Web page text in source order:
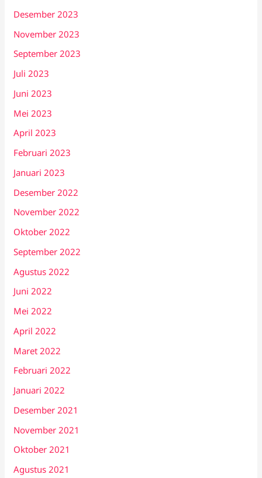
Desember 2023
November 2023
September 2023
Juli 2023
Juni 2023
Mei 2023
April 2023
Februari 2023
Januari 2023
Desember 2022
November 2022
Oktober 2022
September 2022
Agustus 2022
Juni 2022
Mei 2022
April 2022
Maret 2022
Februari 2022
Januari 2022
Desember 2021
November 2021
Oktober 2021
Agustus 2021